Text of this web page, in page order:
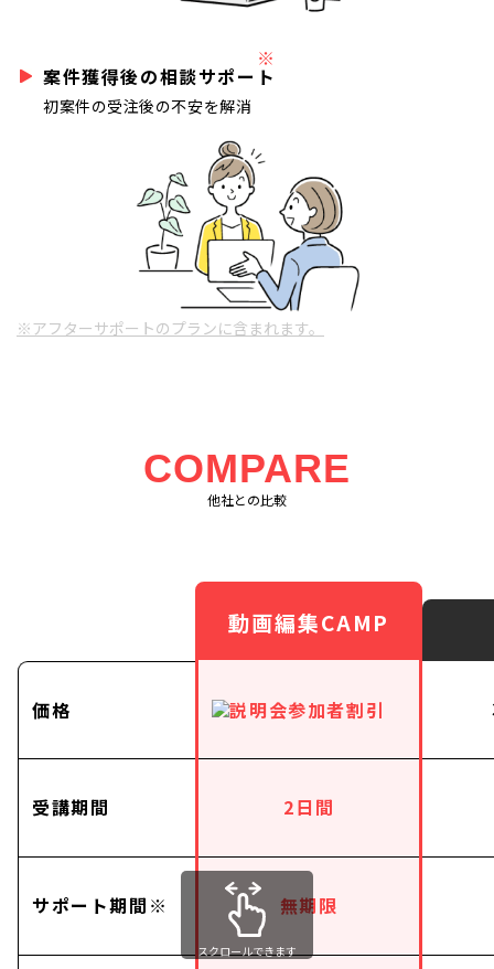
案件獲得後の相談サポート
※
初案件の受注後の不安を解消
※アフターサポートのプランに含まれます。
COMPARE
他社との比較
価格
受講期間
サポート期間※
動画編集CAMP
2日間
無期限
スクロールできます